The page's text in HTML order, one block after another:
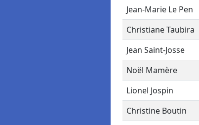
Jean-Marie Le Pen
Christiane Taubira
Jean Saint-Josse
Noël Mamère
Lionel Jospin
Christine Boutin